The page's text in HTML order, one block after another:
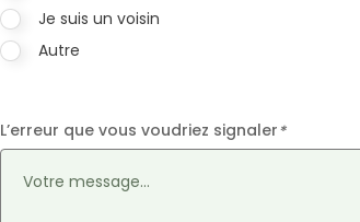
Je suis un voisin
Autre
L’erreur que vous voudriez signaler*